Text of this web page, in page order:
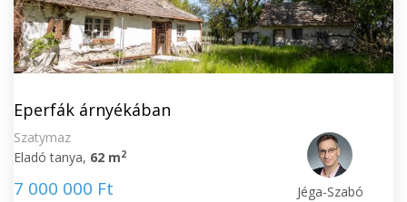
Eperfák árnyékában
Szatymaz
Eladó tanya, 62 m2
7 000 000 Ft
Jéga-Szabó